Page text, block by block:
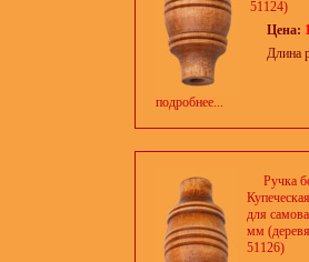
подробнее...
51124)
Цена:
Длина
Ручка
для
мм
51126)